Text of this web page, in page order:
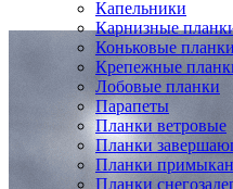
Капельники
Карнизные
Коньковые планки
Крепежные
Лобовые планки
Парапеты
Планки ветровые
Планки
Планки
Планки